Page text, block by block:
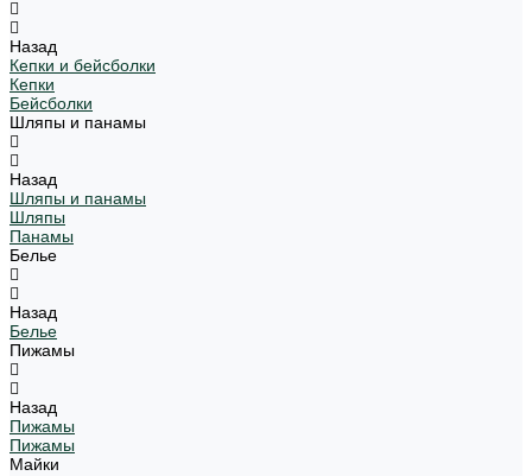
Назад
Кепки и бейсболки
Кепки
Бейсболки
Шляпы и панамы
Назад
Шляпы и панамы
Шляпы
Панамы
Белье
Назад
Белье
Пижамы
Назад
Пижамы
Пижамы
Майки